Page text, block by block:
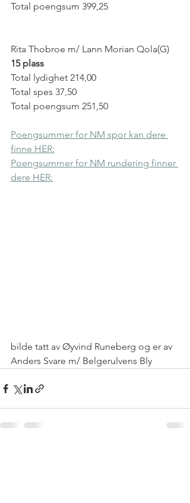
Total poengsum 399,25
Rita Thobroe m/ Lann Morian Qola(G)
15 plass
Total lydighet 214,00
Total spes 37,50
Total poengsum 251,50
Poengsummer for NM spor kan dere
finne HER:
Poengsummer for NM rundering finner
dere HER:
bilde tatt av Øyvind Runeberg og er av
Anders Svare m/ Belgerulvens Bly